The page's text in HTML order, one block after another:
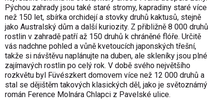
Pýchou zahrady jsou také staré stromy, kapradiny staré více
než 150 let, sbírka orchidejí a stovky druhů kaktusů, stejně
jako Australský dům a další kuriozity. Z přibližně 8 000 druhů
rostlin v zahradě patří až 150 druhů k chráněné flóře. Určitě
vás nadchne pohled a vůně kvetoucích japonských třešní,
takže si návštěvu naplánujte na duben, ale skleníky jsou plné
zajímavých rostlin po celý rok. V době svého největšího
rozkvětu byl Füvészkert domovem více než 12 000 druhů a
stal se dějištěm takových klasických děl, jako je světoznámý
román Ference Molnára Chlapci z Pavelské ulice.